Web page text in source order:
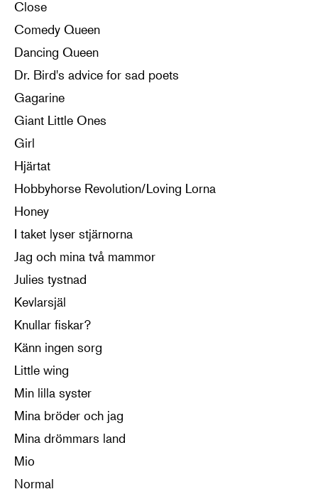
Close
Comedy Queen
Dancing Queen
Dr. Bird's advice for sad poets
Gagarine
Giant Little Ones
Girl
Hjärtat
Hobbyhorse Revolution/Loving Lorna
Honey
I taket lyser stjärnorna
Jag och mina två mammor
Julies tystnad
Kevlarsjäl
Knullar fiskar?
Känn ingen sorg
Little wing
Min lilla syster
Mina bröder och jag
Mina drömmars land
Mio
Normal